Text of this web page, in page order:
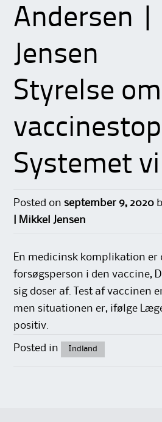
Andersen |
Jensen
Styrelse om
Systemet
Posted onseptember 9, 2020
| Mikkel Jensen
En medicinsk komplikation er
forsøgsperson i den vaccine,
sig doser af. Test af vaccinen
men situationen er, ifølge
positiv.
Posted in Indland